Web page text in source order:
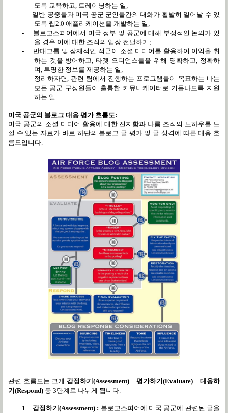
도록 교육하고, 트레이닝하는 일;
-
일반 공중들과 미국 공군 군인들간의 대화가 활발히 일어날 수 있
도록 웹2.0 애플리케이션을 개발하는 일;
-
블로고스피어에서 미국 정부 및 공군에 대해 부정적인 논의가 있
을 경우 이에 대한 조직의 입장 전달하기;
-
반대그룹 및 잠재적인 적군이 소셜 미디어를 활용하여 이익을 취
하는 것을 방어하고, 타겟 오디언스들을 위해 명확하고, 정확하
며, 투명한 정보를 제공하는 일;
-
정리하자면, 관련 팀에서 진행하는 프로그램들이 목표하는 바는
모든 공군 구성원들이 훌륭한 커뮤니케이터로 거듭나도록 지원
하는 일
미국 공군의 블로그 대응 평가 흐름도:
미국 공군의 소셜 미디어 활용에 대한 진지함과 나름 조직의 노하우를 느
낄 수 있는 자료가 바로 하단의 블로그 글 평가 및 글 성격에 따른 대응 흐
름도입니다.
관련 흐름도는 크게 감정하기 (Assessment) – 평가하기 (Evaluate) –대응하
기 (Respond) 등 3단계로 나뉘게 됩니다.
1. 감정하기(Assessment) : 블로고스피어에 미국 공군에 관련된 글을